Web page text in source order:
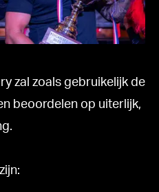
zal zoals gebruikelijk de
beoordelen op uiterlijk,